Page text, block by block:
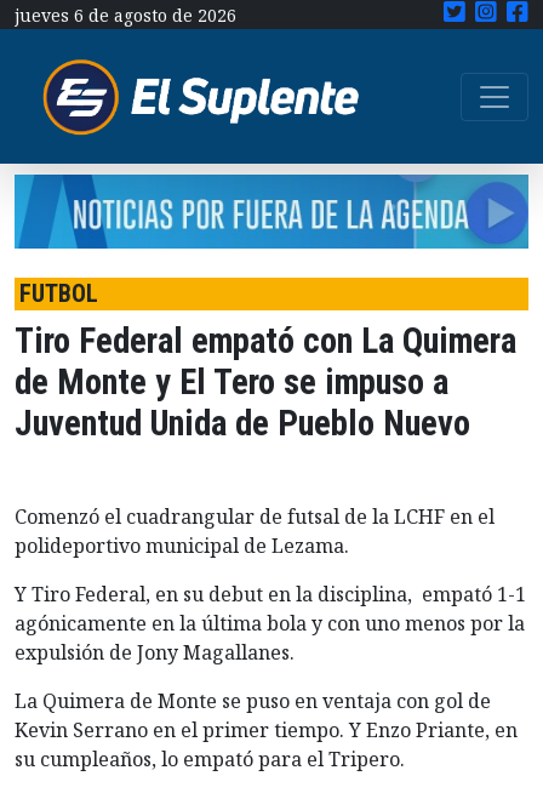
jueves 6 de agosto de 2026
FUTBOL
Tiro Federal empató con La Quimera
de Monte y El Tero se impuso a
Juventud Unida de Pueblo Nuevo
Comenzó el cuadrangular de futsal de la LCHF en el
polideportivo municipal de Lezama.
Y Tiro Federal, en su debut en la disciplina, empató 1-1
agónicamente en la última bola y con uno menos por la
expulsión de Jony Magallanes.
La Quimera de Monte se puso en ventaja con gol de
Kevin Serrano en el primer tiempo. Y Enzo Priante, en
su cumpleaños, lo empató para el Tripero.